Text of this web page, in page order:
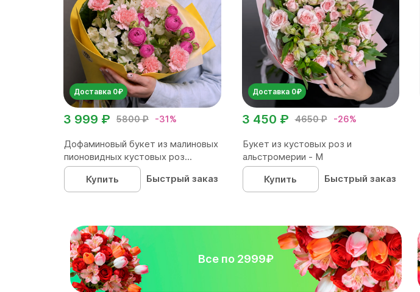
Доставка 0₽
5800 ₽ -31%
3 999 ₽
Дофаминовый букет из малиновых
пионовидных кустовых роз...
Купить
Быстрый заказ
Доставка 0₽
4650 ₽ -26%
3 450 ₽
Букет из кустовых роз и
альстромерии - М
Купить
Быстрый заказ
Все по 2999₽